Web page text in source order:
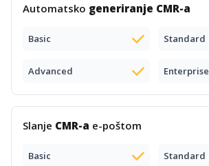
Automatsko generiranje CMR-a
Basic Standard
Advanced Enterprise
Slanje CMR-a e-poštom
Basic Standard